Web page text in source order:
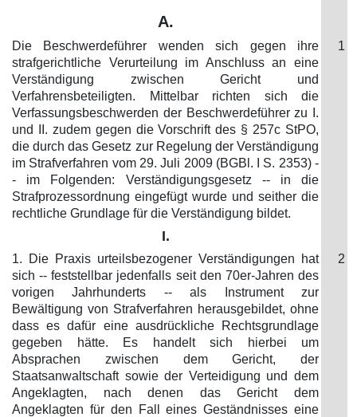
A.
Die Beschwerdeführer wenden sich gegen ihre
strafgerichtliche Verurteilung im Anschluss an eine
Verständigung zwischen Gericht und
Verfahrensbeteiligten. Mittelbar richten sich die
Verfassungsbeschwerden der Beschwerdeführer zu I.
und II. zudem gegen die Vorschrift des § 257c StPO,
die durch das Gesetz zur Regelung der Verständigung
im Strafverfahren vom 29. Juli 2009 (BGBl. I S. 2353) -
- im Folgenden: Verständigungsgesetz -- in die
Strafprozessordnung eingefügt wurde und seither die
rechtliche Grundlage für die Verständigung bildet.
1
I.
1. Die Praxis urteilsbezogener Verständigungen hat
sich -- feststellbar jedenfalls seit den 70er-Jahren des
vorigen Jahrhunderts -- als Instrument zur
Bewältigung von Strafverfahren herausgebildet, ohne
dass es dafür eine ausdrückliche Rechtsgrundlage
gegeben hätte. Es handelt sich hierbei um
Absprachen zwischen dem Gericht, der
Staatsanwaltschaft sowie der Verteidigung und dem
Angeklagten, nach denen das Gericht dem
Angeklagten für den Fall eines Geständnisses eine
2